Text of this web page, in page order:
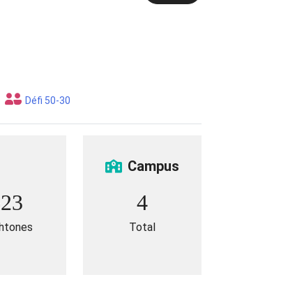
Défi 50-30
Campus
4
Total